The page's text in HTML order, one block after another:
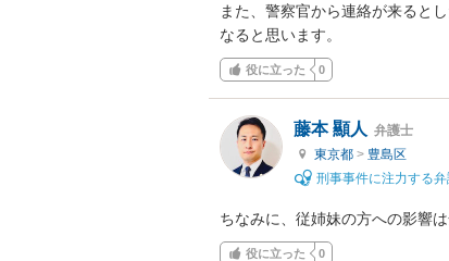
また、警察官から連絡が来ると
なると思います。
役に立った 0
藤本 顯人 弁護士
東京都 > 豊島区
刑事事件に注力する
ちなみに、従姉妹の方への影響は
役に立った 0